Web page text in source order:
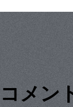
コメン